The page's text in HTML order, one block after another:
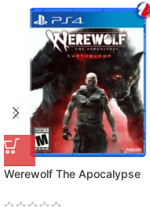
Werewolf The Apocalypse